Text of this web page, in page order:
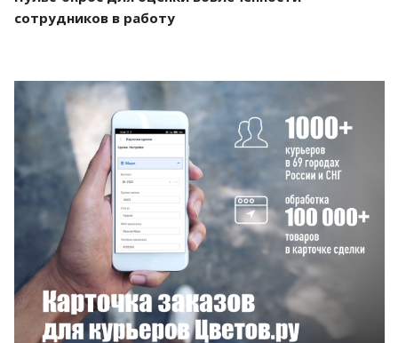
сотрудников в работу
Смотреть проект